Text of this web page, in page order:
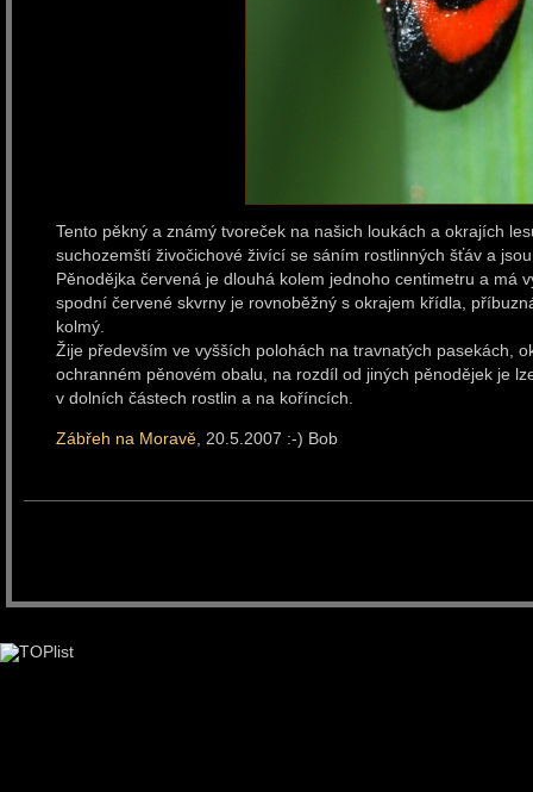
Tento pěkný a známý tvoreček na našich loukách a okrajích
suchozemští živočichové živící se sáním rostlinných šťáv a
Pěnodějka červená je dlouhá kolem jednoho centimetru a má
spodní červené skvrny je rovnoběžný s okrajem křídla,
kolmý.
Žije především ve vyšších polohách na travnatých pasekách,
ochranném pěnovém obalu, na rozdíl od jiných pěnodějek je
v dolních částech rostlin a na koříncích.
Zábřeh na Moravě, 20.5.2007 :-) Bob